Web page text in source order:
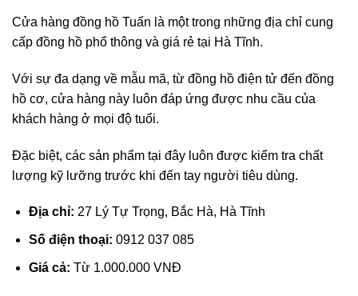
Cửa hàng đồng hồ Tuấn là một trong những địa chỉ cung
cấp đồng hồ phổ thông và giá rẻ tại Hà Tĩnh.
Với sự đa dạng về mẫu mã, từ đồng hồ điện tử đến đồng
hồ cơ, cửa hàng này luôn đáp ứng được nhu cầu của
khách hàng ở mọi độ tuổi.
Đặc biệt, các sản phẩm tại đây luôn được kiểm tra chất
lượng kỹ lưỡng trước khi đến tay người tiêu dùng.
Địa chỉ: 27 Lý Tự Trọng, Bắc Hà, Hà Tĩnh
Số điện thoại: 0912 037 085
Giá cả: Từ 1.000.000 VNĐ